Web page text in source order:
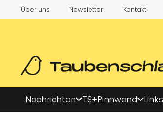
Über uns Newsletter Kontakt
Nachrichten TS+Pinnwand Links